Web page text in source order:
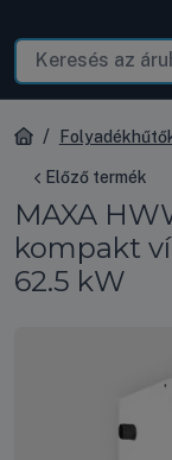
Előző termék
MAXA
kompakt
62.5 kW